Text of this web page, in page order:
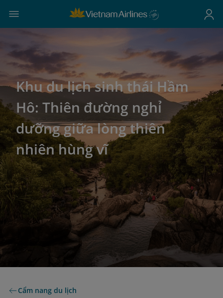
Khu du lịch sinh thái Hầm
Hô: Thiên đường nghỉ
dưỡng giữa lòng thiên
nhiên hùng vĩ
Cẩm nang du lịch